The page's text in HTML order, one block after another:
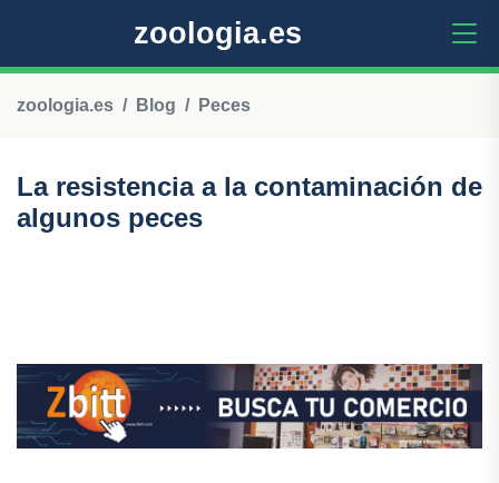
zoologia.es
zoologia.es Blog Peces
La resistencia a la contaminación de
algunos peces